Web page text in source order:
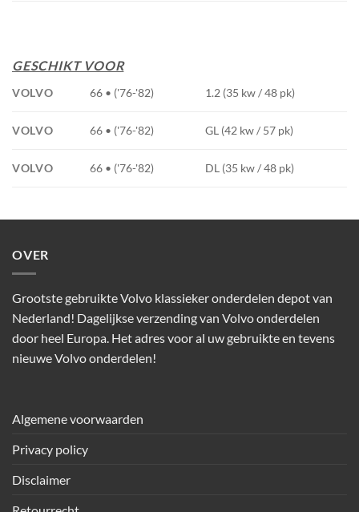
GESCHIKT VOOR
VOLVO 66 • ('76-'82) 1.2 (35 kw / 48 pk)
VOLVO 66 • ('76-'82) GL (42 kw / 57 pk)
VOLVO 66 • ('76-'82) DL (35 kw / 48 pk)
OVER
Grootste gebruikte Volvo klassieker onderdelen depot van
Nederland! Dagelijkse verzending van Volvo onderdelen
door heel Europa. Het adres voor al uw gebruikte en tevens
nieuwe Volvo onderdelen!
Algemene voorwaarden
Privacy policy
Disclaimer